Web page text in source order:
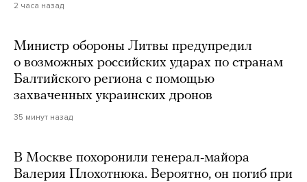
2 часа назад
Министр обороны Литвы предупредил
о возможных российских ударах по странам
Балтийского региона с помощью
захваченных украинских дронов
35 минут назад
В Москве похоронили генерал-майора
Валерия Плохотнюка. Вероятно, он погиб при